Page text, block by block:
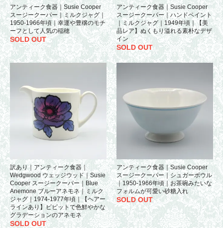
アンティーク食器｜Susie Cooper
スージークーパー｜ミルクジャグ｜
1950-1966年頃｜幸運や豊穣のモチ
ーフとして人気の稲穂
SOLD OUT
アンティーク食器｜Susie Cooper
スージークーパー｜ハンドペイント
｜ミルクジャグ｜1949年頃｜【美
品レア】ぬくもり溢れる素朴なデザ
イン
SOLD OUT
訳あり｜アンティーク食器｜
Wedgwood ウェッジウッド｜Susie
Cooper スージークーパー｜Blue
Anemone ブルーアネモネ｜ミルク
ジャグ｜1974-1977年頃｜【ヘアー
ラインあり】ビビットで色鮮やかな
グラデーションのアネモネ
SOLD OUT
アンティーク食器｜Susie Cooper
スージークーパー｜シュガーボウル
｜1950-1966年頃｜お茶碗みたいな
フォルムが可愛い砂糖入れ
SOLD OUT